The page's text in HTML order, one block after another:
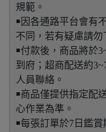
規範。
￭因各通路平台會有
不同，若有疑慮請勿
￭付款後，商品將於
到府；超商配送約
人員聯絡。
￭商品僅提供指定配
心作業為準。
￭每張訂單於7日鑑